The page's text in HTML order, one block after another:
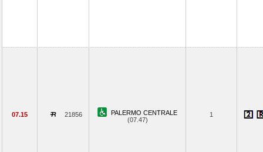
07.15 21856
PALERMO CENTRALE
(07.47)
1